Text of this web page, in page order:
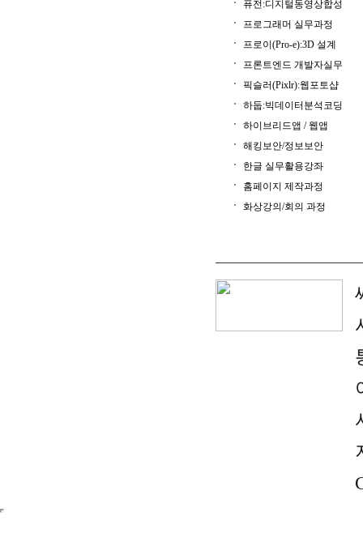
퓨전:디지털동영상합성
프로그래머 실무과정
프로이(Pro-e):3D 설계
프론트엔드 개발자실무
픽슬러(Pixlr):웹포토샵
하둡:빅데이터분석코딩
하이브리드앱 / 웹앱
해킹보안/정보보안
한글 실무활용강좌
홈페이지 제작과정
화상강의/회의 과정